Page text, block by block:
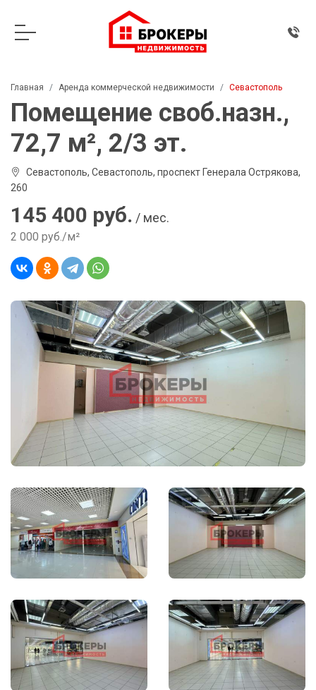
Главная Аренда коммерческой недвижимости Севастополь
Помещение своб.назн.,
72,7 м², 2/3 эт.
Севастополь, Севастополь, проспект Генерала Острякова,
260
145 400 руб. / мес.
2 000 руб./м²